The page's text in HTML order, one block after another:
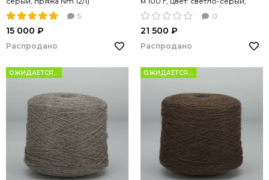
5
15 000 ₽
Распродано
пряжа Nm 12/2)
0
21 500 ₽
Распродано
ОЖИДАЕТСЯ... ОЖИДАЕТСЯ...